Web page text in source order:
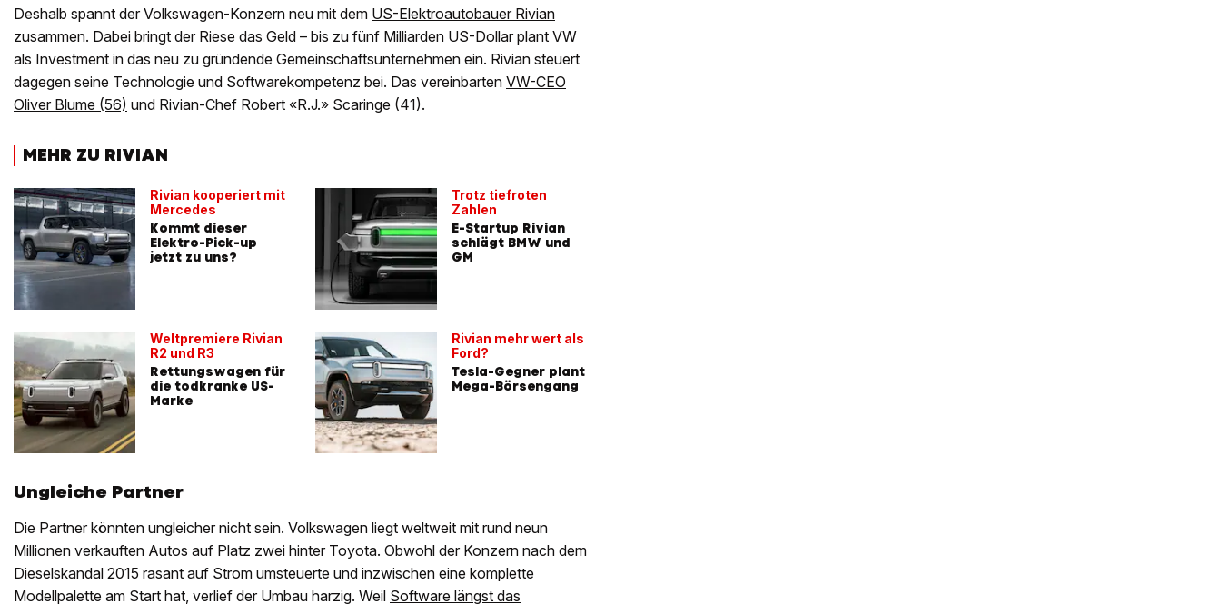
Deshalb spannt der Volkswagen-Konzern neu mit dem US-Elektroautobauer Rivian
zusammen. Dabei bringt der Riese das Geld – bis zu fünf Milliarden US-Dollar plant VW
als Investment in das neu zu gründende Gemeinschaftsunternehmen ein. Rivian steuert
dagegen seine Technologie und Softwarekompetenz bei. Das vereinbarten VW-CEO
Oliver Blume (56) und Rivian-Chef Robert «R.J.» Scaringe (41).
MEHR ZU RIVIAN
Rivian kooperiert mit
Mercedes
Kommt dieser
Elektro-Pick-up
jetzt zu uns?
Weltpremiere Rivian
R2 und R3
Rettungswagen für
die todkranke US-
Marke
Trotz tiefroten
Zahlen
E-Startup Rivian
schlägt BMW und
GM
Rivian mehr wert als
Ford?
Tesla-Gegner plant
Mega-Börsengang
Ungleiche Partner
Die Partner könnten ungleicher nicht sein. Volkswagen liegt weltweit mit rund neun
Millionen verkauften Autos auf Platz zwei hinter Toyota. Obwohl der Konzern nach dem
Dieselskandal 2015 rasant auf Strom umsteuerte und inzwischen eine komplette
Modellpalette am Start hat, verlief der Umbau harzig. Weil Software längst das